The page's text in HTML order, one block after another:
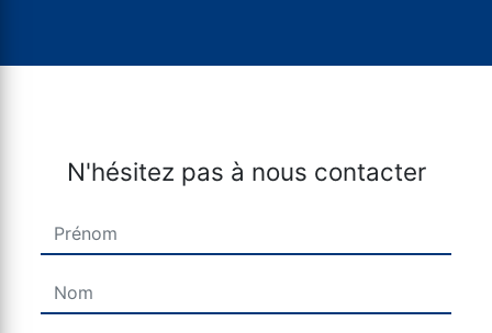
N'hésitez pas à nous contacter